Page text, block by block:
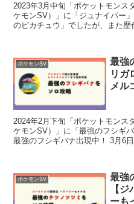
2023年3月中旬「ポケットモンス
ケモンSV）」に「ジュナイパー
のピカチュウ」でしたが、また歴
ポケモンSV
最強
リガ
メル
2024年2月下旬「ポケットモンス
ケモンSV）」に「最強のフシギ
最強のフシギバナ出現中！ 3月6
ポケモンSV
最強
【
ーも